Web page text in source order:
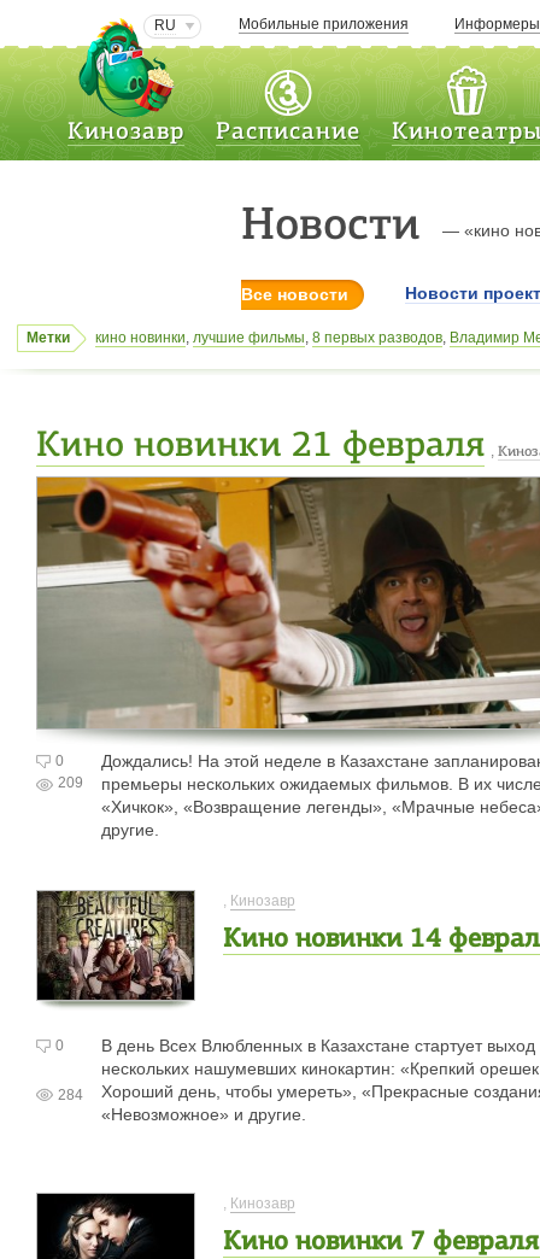
RU Мобильные приложения Информеры
Кинозавр Расписание
Новости — «кино
Все новости Новости
Метки кино новинки, лучшие фильмы, 8 первых разводов, Владимир
3,триллер Транс,Акбар Расулов,g i joe,лучшие фильмы,
Кино новинки 21 февраля ,
0
209
Дождались! На этой неделе в Казахстане
премьеры нескольких ожидаемых фильмов. В их
«Хичкок», «Возвращение легенды», «Мрачные
другие.
, Кинозавр
Кино новинки 14
0
284
В день Всех Влюбленных в Казахстане стартует выход
нескольких нашумевших кинокартин: «Крепкий
Хороший день, чтобы умереть», «Прекрасные
«Невозможное» и другие.
, Кинозавр
Кино новинки 7